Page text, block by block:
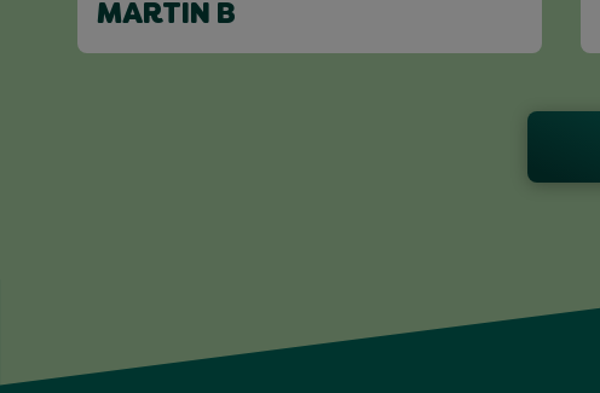
MARTIN B